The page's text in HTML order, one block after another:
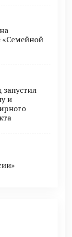
«Семейной
и